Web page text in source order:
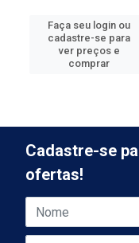
Faça seu login ou
cadastre-se para
ver preços e
comprar
Cadastre-se
ofertas!